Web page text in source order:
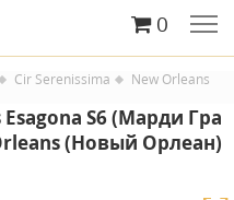
0
Cir Serenissima
New Orleans
S6 (Марди Гра
(Новый Орлеан)